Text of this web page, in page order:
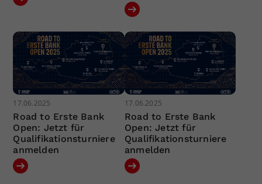
17.06.2025
Road to Erste Bank
Open: Jetzt für
Qualifikationsturniere
anmelden
17.06.2025
Road to Erste Bank
Open: Jetzt für
Qualifikationsturniere
anmelden